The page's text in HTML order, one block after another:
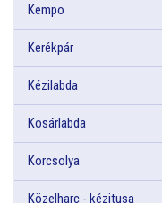
Kempo
Kerékpár
Kézilabda
Kosárlabda
Korcsolya
Közelharc - kézitusa